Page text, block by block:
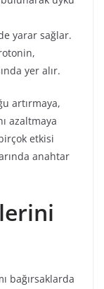
yarar sağlar.
yer alır.
artırmaya,
azaltmaya
etkisi
anahtar
bağırsaklarda